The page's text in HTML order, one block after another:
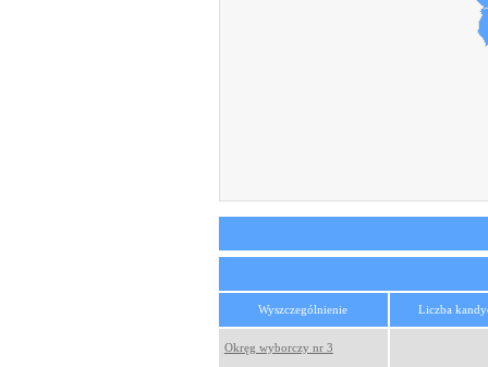
Wyszczególnienie Liczba
Okręg wyborczy nr 3